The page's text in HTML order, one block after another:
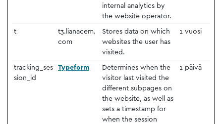
internal analytics by
the website operator.
t
t3.lianacem.
com
Stores data on which
websites the user has
visited.
1 vuosi
tracking_ses
sion_id
Typeform
Determines when the
visitor last visited the
different subpages on
the website, as well as
sets a timestamp for
when the session
1 päivä